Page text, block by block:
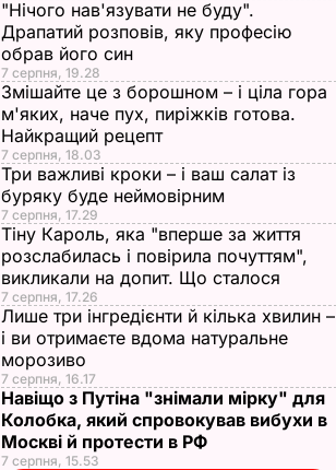
"Нічого нав'язувати не буду".
Драпатий розповів, яку професію
обрав його син
7 серпня, 19.28
Змішайте це з борошном – і ціла гора
м'яких, наче пух, пиріжків готова.
Найкращий рецепт
7 серпня, 18.03
Три важливі кроки – і ваш салат із
буряку буде неймовірним
7 серпня, 17.29
Тіну Кароль, яка "вперше за життя
розслабилась і повірила почуттям",
викликали на допит. Що сталося
7 серпня, 17.26
Лише три інгредієнти й кілька хвилин –
і ви отримаєте вдома натуральне
морозиво
7 серпня, 16.17
Навіщо з Путіна "знімали мірку" для
Колобка, який спровокував вибухи в
Москві й протести в РФ
7 серпня, 15.53